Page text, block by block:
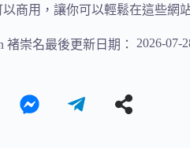
商用，讓你可以輕鬆在這些網
褚崇名最後更新日期： 2026-07-